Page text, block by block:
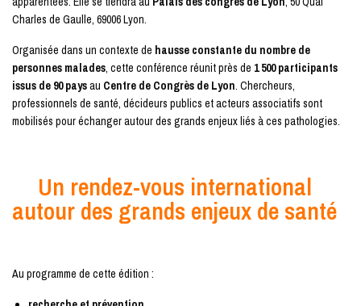
Charles de Gaulle, 69006 Lyon.
Organisée dans un contexte de hausse constante du nombre de
personnes malades, cette conférence réunit près de 1 500 participants
issus de 90 paysau Centre de Congrès de Lyon. Chercheurs,
professionnels de santé, décideurs publics et acteurs associatifs sont
mobilisés pour échanger autour des grands enjeux liés à ces pathologies.
Un rendez-vous international
autour des grands enjeux de santé
Au programme de cette édition :